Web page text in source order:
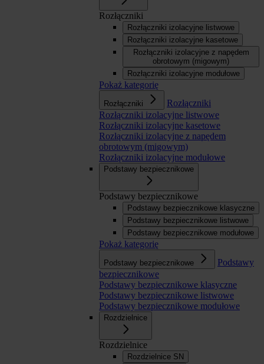
Rozłączniki
Rozłączniki izolacyjne listwowe
Rozłączniki izolacyjne kasetowe
Rozłączniki izolacyjne z napędem
obrotowym (migowym)
Rozłączniki izolacyjne modułowe
Pokaż kategorię
Rozłączniki
Rozłączniki
Rozłączniki izolacyjne listwowe
Rozłączniki izolacyjne kasetowe
Rozłączniki izolacyjne z napędem
obrotowym (migowym)
Rozłączniki izolacyjne modułowe
Podstawy bezpiecznikowe
Podstawy bezpiecznikowe
Podstawy bezpiecznikowe klasyczne
Podstawy bezpiecznikowe listwowe
Podstawy bezpiecznikowe modułowe
Pokaż kategorię
Podstawy bezpiecznikowe
Podstawy
bezpiecznikowe
Podstawy bezpiecznikowe klasyczne
Podstawy bezpiecznikowe listwowe
Podstawy bezpiecznikowe modułowe
Rozdzielnice
Rozdzielnice
Rozdzielnice SN